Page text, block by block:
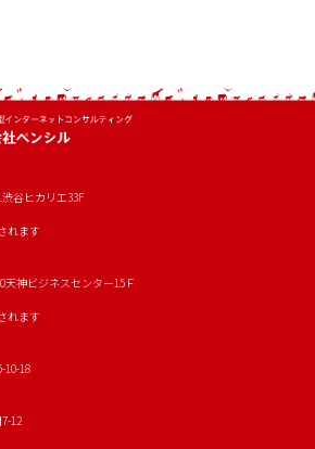
渋谷ヒカリエ33F
れます
天神ビジネスセンター15Ｆ
れます
10-18
12